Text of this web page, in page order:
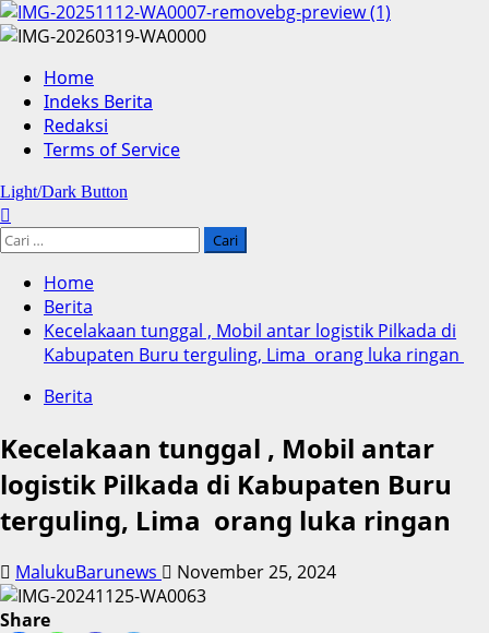
Skip
to
Home
Indeks Berita
Redaksi
Terms of Service
Light/Dark Button
Cari
Home
Berita
Kecelakaan tunggal , Mobil antar logistik Pilkada di
Kabupaten Buru terguling, Lima orang luka ringan
Berita
Kecelakaan tunggal , Mobil antar
logistik Pilkada di Kabupaten Buru
terguling, Lima orang luka ringan
MalukuBarunews
November 25, 2024
Share